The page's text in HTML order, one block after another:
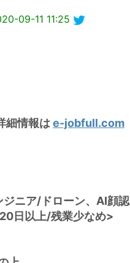
09-11 11:25
細情報は e-jobfull.com
ニア/ドローン、AI顔認
日以上/残業少なめ>